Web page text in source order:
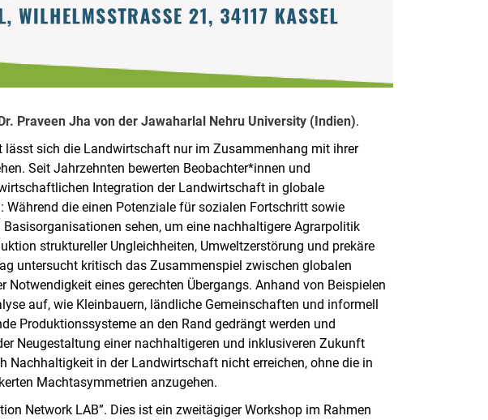
Praveen Jha von der Jawaharlal Nehru University (Indien).
lässt sich die Landwirtschaft nur im Zusammenhang mit ihrer
Seit Jahrzehnten bewerten Beobachter*innen und
Integration der Landwirtschaft in globale
die einen Potenziale für sozialen Fortschritt sowie
sehen, um eine nachhaltigere Agrarpolitik
struktureller Ungleichheiten, Umweltzerstörung und prekäre
untersucht kritisch das Zusammenspiel zwischen globalen
Notwendigkeit eines gerechten Übergangs. Anhand von Beispielen
auf, wie Kleinbauern, ländliche Gemeinschaften und informell
Produktionssysteme an den Rand gedrängt werden und
Neugestaltung einer nachhaltigeren und inklusiveren Zukunft
Nachhaltigkeit in der Landwirtschaft nicht erreichen, ohne die in
Machtasymmetrien anzugehen.
Network LAB”. Dies ist ein zweitägiger Workshop im Rahmen